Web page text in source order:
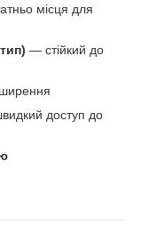
місця для
— стійкий до
доступ до